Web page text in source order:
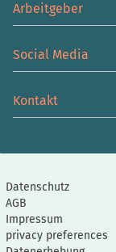
Arbeitgeber
Social Media
Kontakt
Datenschutz
AGB
Impressum
privacy preferences